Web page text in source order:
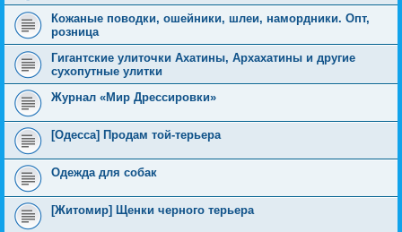
Кожаные поводки, ошейники, шлеи, намордники. Опт,
розница
Гигантские улиточки Ахатины, Архахатины и другие
сухопутные улитки
Журнал «Мир Дрессировки»
[Одесса] Продам той-терьера
Одежда для собак
[Житомир] Щенки черного терьера